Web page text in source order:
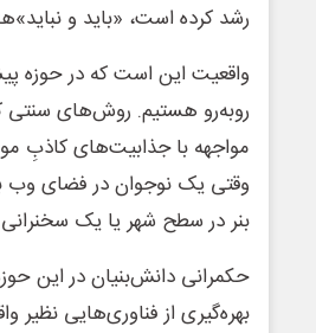
رشد کرده است، «باید و
واقعیت این است که در حوزه
روبه‌رو هستیم. روش‌های سنتی
مواجهه با جذابیت‌های کاذبِ
وقتی یک نوجوان در فضای وب
بنر در سطح شهر یا یک
حکمرانی دانش‌بنیان در این